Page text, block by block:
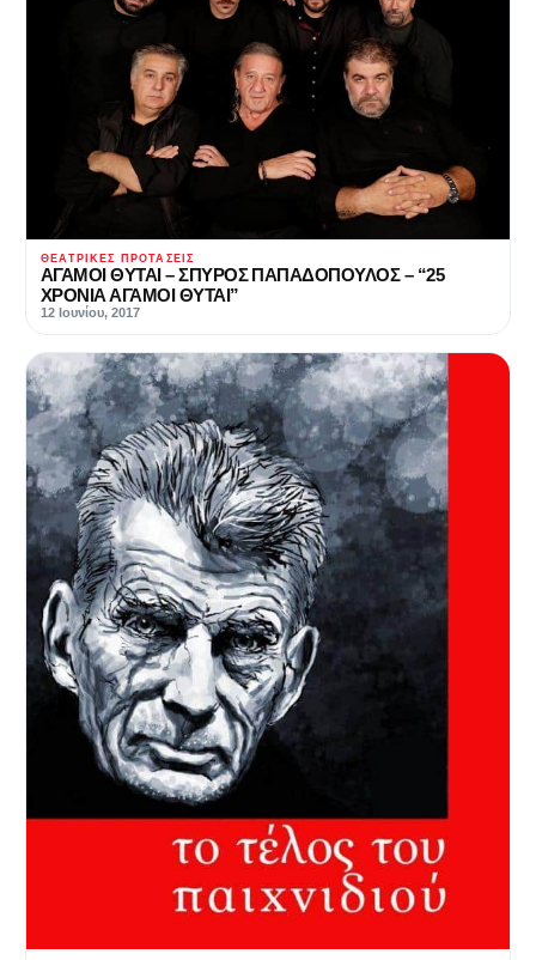
ΘΕΑΤΡΙΚΈΣ ΠΡΟΤΆΣΕΙΣ
ΑΓΑΜΟΙ ΘΥΤΑΙ – ΣΠΥΡΟΣ ΠΑΠΑΔΟΠΟΥΛΟΣ – “25
ΧΡΟΝΙΑ ΑΓΑΜΟΙ ΘΥΤΑΙ”
12 Ιουνίου, 2017